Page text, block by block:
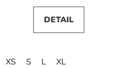
DETAIL
XS S L XL